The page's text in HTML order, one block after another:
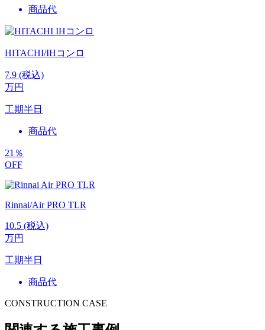
商品代
HITACHI/IHコンロ
7.9 (税込)
万円
工期半日
商品代
21 ％
OFF
Rinnai/Air PRO TLR
10.5 (税込)
万円
工期半日
商品代
CONSTRUCTION CASE